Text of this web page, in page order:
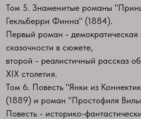
Том 5. Знаменитые романы
Гекльберри Финна" (1884).
Первый роман - демократическая
сказочности в сюжете,
второй - реалистичный рассказ
XIX столетия.
Том 6. Повесть "Янки из
(1889) и роман "Простофиля
Повесть - историко-